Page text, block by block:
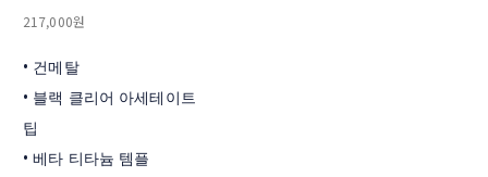
217,000원
• 건메탈
• 블랙 클리어 아세테이트
팁
• 베타 티타늄 템플